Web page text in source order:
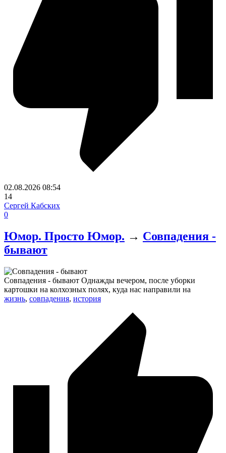
02.08.2026 08:54
14
Сергей Кабских
0
Юмор. Просто Юмор. → Совпадения -
бывают
Совпадения - бывают Однажды вечером, после уборки
картошки на колхозных полях, куда нас направили на
жизнь, совпадения, история